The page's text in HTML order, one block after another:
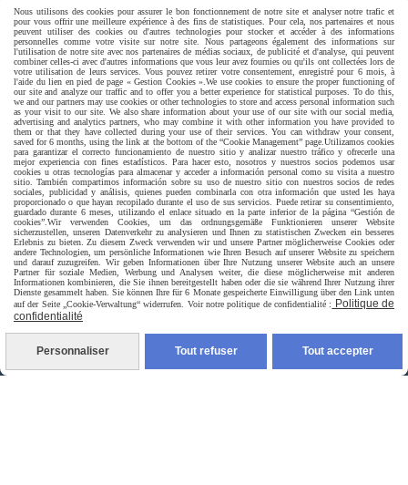
Paiement sécurisé
Livraison rapide
Nous utilisons des cookies pour assurer le bon fonctionnement de notre site et analyser notre trafic et
pour vous offrir une meilleure expérience à des fins de statistiques. Pour cela, nos partenaires et nous
peuvent utiliser des cookies ou d'autres technologies pour stocker et accéder à des informations
personnelles comme votre visite sur notre site. Nous partageons également des informations sur
l'utilisation de notre site avec nos partenaires de médias sociaux, de publicité et d'analyse, qui peuvent
combiner celles-ci avec d'autres informations que vous leur avez fournies ou qu'ils ont collectées lors de
votre utilisation de leurs services. Vous pouvez retirer votre consentement, enregistré pour 6 mois, à
l'aide du lien en pied de page « Gestion Cookies ». We use cookies to ensure the proper functioning of
our site and analyze our traffic and to offer you a better experience for statistical purposes. To do this,
we and our partners may use cookies or other technologies to store and access personal information such
as your visit to our site. We also share information about your use of our site with our social media,
advertising and analytics partners, who may combine it with other information you have provided to
them or that they have collected during your use of their services. You can withdraw your consent,
saved for 6 months, using the link at the bottom of the “Cookie Management” page. Utilizamos cookies
para garantizar el correcto funcionamiento de nuestro sitio y analizar nuestro tráfico y ofrecerle una
mejor experiencia con fines estadísticos. Para hacer esto, nosotros y nuestros socios podemos usar
cookies u otras tecnologías para almacenar y acceder a información personal como su visita a nuestro
sitio. También compartimos información sobre su uso de nuestro sitio con nuestros socios de redes
sociales, publicidad y análisis, quienes pueden combinarla con otra información que usted les haya
proporcionado o que hayan recopilado durante el uso de sus servicios. Puede retirar su consentimiento,
guardado durante 6 meses, utilizando el enlace situado en la parte inferior de la página “Gestión de
cookies”. Wir verwenden Cookies, um das ordnungsgemäße Funktionieren unserer Website
sicherzustellen, unseren Datenverkehr zu analysieren und Ihnen zu statistischen Zwecken ein besseres
Erlebnis zu bieten. Zu diesem Zweck verwenden wir und unsere Partner möglicherweise Cookies oder
andere Technologien, um persönliche Informationen wie Ihren Besuch auf unserer Website zu speichern
und darauf zuzugreifen. Wir geben Informationen über Ihre Nutzung unserer Website auch an unsere
Partner für soziale Medien, Werbung und Analysen weiter, die diese möglicherweise mit anderen
Informationen kombinieren, die Sie ihnen bereitgestellt haben oder die sie während Ihrer Nutzung ihrer
Dienste gesammelt haben. Sie können Ihre für 6 Monate gespeicherte Einwilligung über den Link unten
auf der Seite „Cookie-Verwaltung“ widerrufen. Voir notre politique de confidentialité :
Politique de
confidentialité
Personnaliser Tout refuser Tout accepter